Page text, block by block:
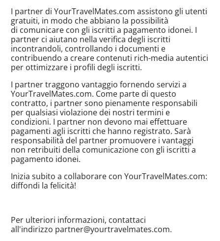
I partner di YourTravelMates.com assistono gli utenti
gratuiti, in modo che abbiano la possibilità
di comunicare con gli iscritti a pagamento idonei. I
partner ci aiutano nella verifica degli iscritti
incontrandoli, controllando i documenti e
contribuendo a creare contenuti rich-media autentici
per ottimizzare i profili degli iscritti.
I partner traggono vantaggio fornendo servizi a
YourTravelMates.com. Come parte di questo
contratto, i partner sono pienamente responsabili
per qualsiasi violazione dei nostri termini e
condizioni. I partner non devono mai effettuare
pagamenti agli iscritti che hanno registrato. Sarà
responsabilità del partner promuovere i vantaggi
non retribuiti della comunicazione con gli iscritti a
pagamento idonei.
Inizia subito a collaborare con YourTravelMates.com:
diffondi la felicità!
Per ulteriori informazioni, contattaci
all'indirizzo partner@yourtravelmates.com.